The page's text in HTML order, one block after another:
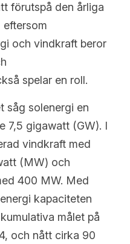
förutspå den årliga
eftersom
och vindkraft beror
spelar en roll.
såg solenergi en
7,5 gigawatt (GW). I
vindkraft med
(MW) och
400 MW. Med
kapaciteten
målet på
och nått cirka 90